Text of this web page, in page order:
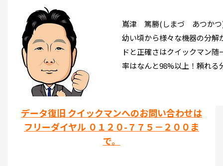
嶌津 篤勝(しまづ あつか
幼い頃から様々な機器の分解
ドと正確さはクイックマン
率はなんと98%以上！頼れる
データ復旧 クイックマンへのお問い合わせは
フリーダイヤル ０１２０-７７５－２００ま
で。